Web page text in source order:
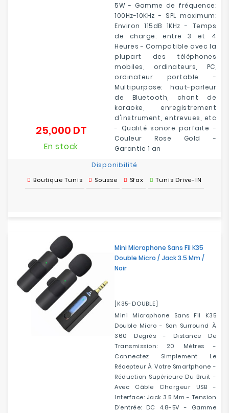
5W - Gamme de fréquence:
100Hz-10KHz - SPL maximum:
Environ 115dB 1KHz - Temps
de charge: entre 3 et 4
Heures - Compatible avec la
plupart des téléphones
mobiles, ordinateurs, PC,
ordinateur portable -
Multipurpose: haut-parleur
de Bluetooth, chant de
karaoke, enregistrement
d'instrument, entrevues, etc
- Qualité sonore parfaite -
Couleur Rose Gold -
Garantie 1 an
25,000 DTPrix
En stock
Disponibilité
Boutique Tunis Sousse Sfax Tunis Drive-IN
Mini Microphone Sans Fil K35
Double Micro / Jack 3.5 Mm /
Noir
[K35-DOUBLE]
Mini Microphone Sans Fil K35
Double Micro - Son Surround À
360 Degrés - Distance De
Transmission: 20 Métres -
Connectez Simplement Le
Récepteur À Votre Smartphone -
Réduction Supérieure Du Bruit -
Avec Câble Chargeur USB -
Interface: Jack 3.5 Mm - Tension
D’entrée: DC 4.8-5V - Gamme